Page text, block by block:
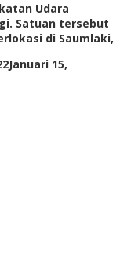
Udara
Satuan tersebut
di Saumlaki,
Januari 15,